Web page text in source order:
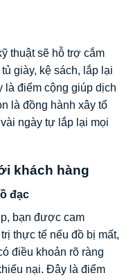
thuật sẽ hỗ trợ cắm
giày, kệ sách, lắp lại
là điểm cộng giúp dịch
là đồng hành xây tổ
ngày tự lắp lại mọi
khách hàng
đạc
bạn được cam
thực tế nếu đồ bị mất,
điều khoản rõ ràng
nại. Đây là điểm